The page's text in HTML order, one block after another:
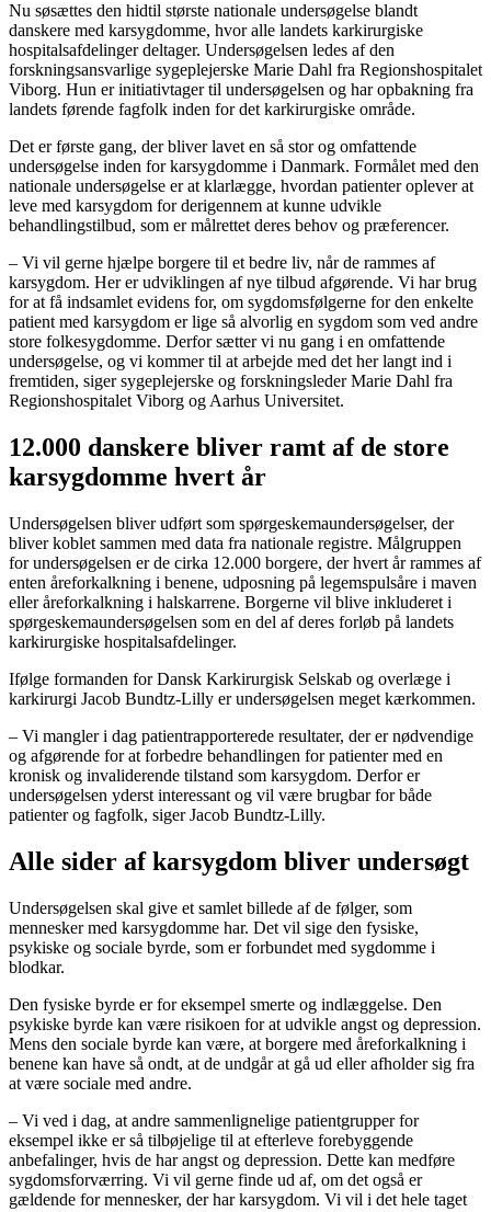
Nu søsættes den hidtil største nationale undersøgelse blandt
danskere med karsygdomme, hvor alle landets karkirurgiske
hospitalsafdelinger deltager. Undersøgelsen ledes af den
forskningsansvarlige sygeplejerske Marie Dahl fra Regionshospitalet
Viborg. Hun er initiativtager til undersøgelsen og har opbakning fra
landets førende fagfolk inden for det karkirurgiske område.
Det er første gang, der bliver lavet en så stor og omfattende
undersøgelse inden for karsygdomme i Danmark. Formålet med den
nationale undersøgelse er at klarlægge, hvordan patienter oplever at
leve med karsygdom for derigennem at kunne udvikle
behandlingstilbud, som er målrettet deres behov og præferencer.
– Vi vil gerne hjælpe borgere til et bedre liv, når de rammes af
karsygdom. Her er udviklingen af nye tilbud afgørende. Vi har brug
for at få indsamlet evidens for, om sygdomsfølgerne for den enkelte
patient med karsygdom er lige så alvorlig en sygdom som ved andre
store folkesygdomme. Derfor sætter vi nu gang i en omfattende
undersøgelse, og vi kommer til at arbejde med det her langt ind i
fremtiden, siger sygeplejerske og forskningsleder Marie Dahl fra
Regionshospitalet Viborg og Aarhus Universitet.
12.000 danskere bliver ramt af de store
karsygdomme hvert år
Undersøgelsen bliver udført som spørgeskemaundersøgelser, der
bliver koblet sammen med data fra nationale registre. Målgruppen
for undersøgelsen er de cirka 12.000 borgere, der hvert år rammes af
enten åreforkalkning i benene, udposning på legemspulsåre i maven
eller åreforkalkning i halskarrene. Borgerne vil blive inkluderet i
spørgeskemaundersøgelsen som en del af deres forløb på landets
karkirurgiske hospitalsafdelinger.
Ifølge formanden for Dansk Karkirurgisk Selskab og overlæge i
karkirurgi Jacob Bundtz-Lilly er undersøgelsen meget kærkommen.
– Vi mangler i dag patientrapporterede resultater, der er nødvendige
og afgørende for at forbedre behandlingen for patienter med en
kronisk og invaliderende tilstand som karsygdom. Derfor er
undersøgelsen yderst interessant og vil være brugbar for både
patienter og fagfolk, siger Jacob Bundtz-Lilly.
Alle sider af karsygdom bliver undersøgt
Undersøgelsen skal give et samlet billede af de følger, som
mennesker med karsygdomme har. Det vil sige den fysiske,
psykiske og sociale byrde, som er forbundet med sygdomme i
blodkar.
Den fysiske byrde er for eksempel smerte og indlæggelse. Den
psykiske byrde kan være risikoen for at udvikle angst og depression.
Mens den sociale byrde kan være, at borgere med åreforkalkning i
benene kan have så ondt, at de undgår at gå ud eller afholder sig fra
at være sociale med andre.
– Vi ved i dag, at andre sammenlignelige patientgrupper for
eksempel ikke er så tilbøjelige til at efterleve forebyggende
anbefalinger, hvis de har angst og depression. Dette kan medføre
sygdomsforværring. Vi vil gerne finde ud af, om det også er
gældende for mennesker, der har karsygdom. Vi vil i det hele taget